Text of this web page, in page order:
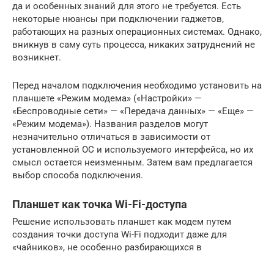
да и особенных знаний для этого не требуется. Есть
некоторые нюансы при подключении гаджетов,
работающих на разных операционных системах. Однако,
вникнув в саму суть процесса, никаких затруднений не
возникнет.
Перед началом подключения необходимо установить на
планшете «Режим модема» («Настройки» —
«Беспроводные сети» — «Передача данных» — «Еще» —
«Режим модема»). Названия разделов могут
незначительно отличаться в зависимости от
установленной ОС и используемого интерфейса, но их
смысл остается неизменным. Затем вам предлагается
выбор способа подключения.
Планшет как точка Wi-Fi-доступа
Решение использовать планшет как модем путем
создания точки доступа Wi-Fi подходит даже для
«чайников», не особенно разбирающихся в